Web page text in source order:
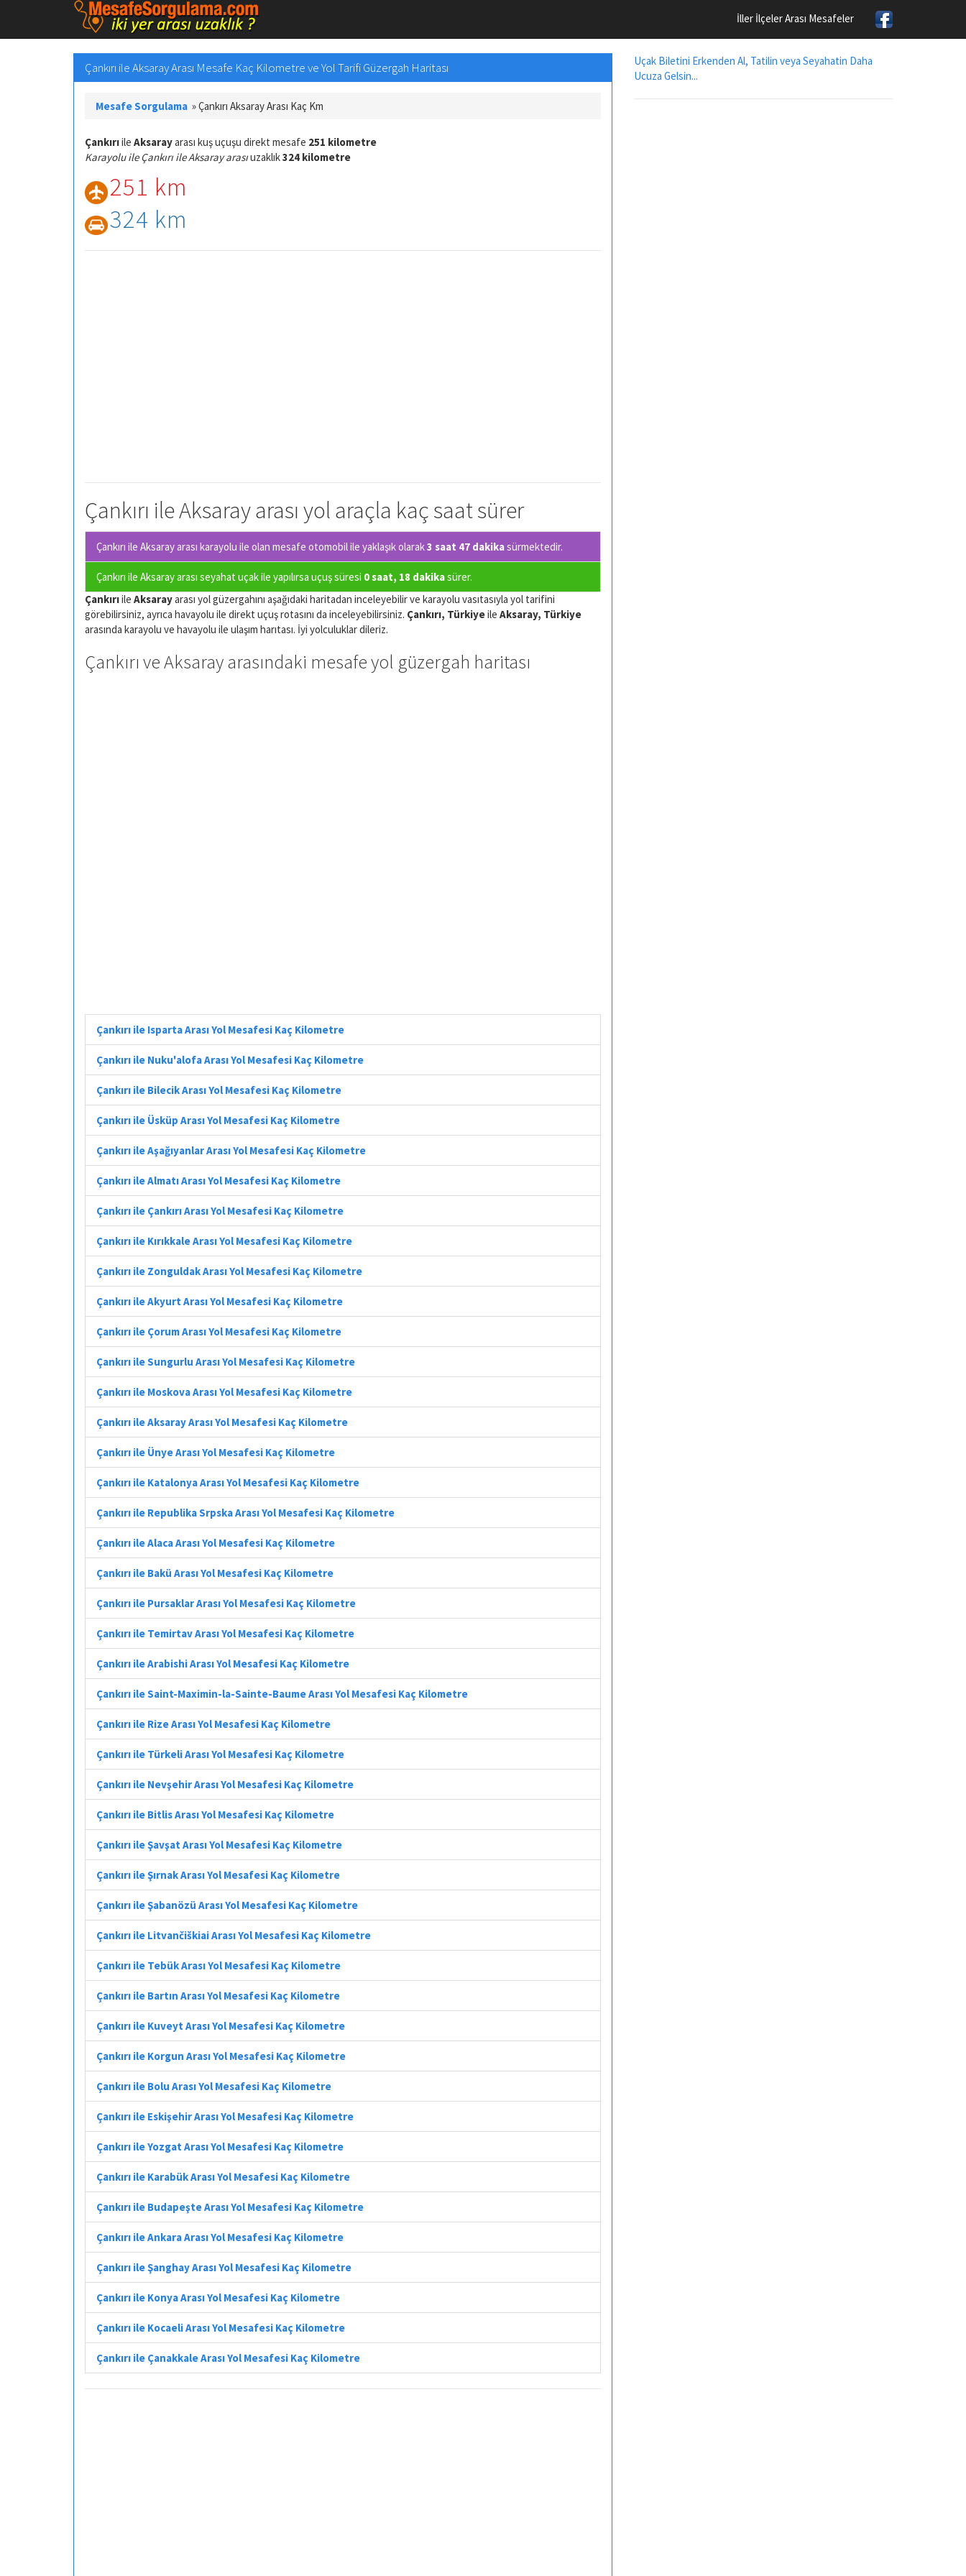
İller İlçeler Arası Mesafeler
Çankırı ile Aksaray Arası Mesafe Kaç Kilometre ve Yol Tarifi Güzergah Haritası
Mesafe Sorgulama »Çankırı Aksaray Arası Kaç Km
Çankırıile Aksarayarası kuş uçuşu direkt mesafe 251 kilometre
Karayolu ile Çankırı ile Aksaray arasıuzaklık324 kilometre
251 km
324 km
Çankırı ile Aksaray arası yol araçla kaç saat sürer
Çankırı ile Aksaray arası karayolu ile olan mesafe otomobil ile yaklaşık olarak3 saat 47 dakikasürmektedir.
Çankırı ile Aksaray arası seyahat uçak ile yapılırsa uçuş süresi 0 saat, 18 dakikasürer.
Çankırıile Aksarayarası yol güzergahını aşağıdaki haritadan inceleyebilir ve karayolu vasıtasıyla yol tarifini
görebilirsiniz, ayrıca havayolu ile direkt uçuş rotasını da inceleyebilirsiniz. Çankırı, Türkiyeile Aksaray, Türkiye
arasında karayolu ve havayolu ile ulaşım harıtası. İyi yolculuklar dileriz.
Çankırı ve Aksaray arasındaki mesafe yol güzergah haritası
Çankırı ile Isparta Arası Yol Mesafesi Kaç Kilometre
Çankırı ile Nuku'alofa Arası Yol Mesafesi Kaç Kilometre
Çankırı ile Bilecik Arası Yol Mesafesi Kaç Kilometre
Çankırı ile Üsküp Arası Yol Mesafesi Kaç Kilometre
Çankırı ile Aşağıyanlar Arası Yol Mesafesi Kaç Kilometre
Çankırı ile Almatı Arası Yol Mesafesi Kaç Kilometre
Çankırı ile Çankırı Arası Yol Mesafesi Kaç Kilometre
Çankırı ile Kırıkkale Arası Yol Mesafesi Kaç Kilometre
Çankırı ile Zonguldak Arası Yol Mesafesi Kaç Kilometre
Çankırı ile Akyurt Arası Yol Mesafesi Kaç Kilometre
Çankırı ile Çorum Arası Yol Mesafesi Kaç Kilometre
Çankırı ile Sungurlu Arası Yol Mesafesi Kaç Kilometre
Çankırı ile Moskova Arası Yol Mesafesi Kaç Kilometre
Çankırı ile Aksaray Arası Yol Mesafesi Kaç Kilometre
Çankırı ile Ünye Arası Yol Mesafesi Kaç Kilometre
Çankırı ile Katalonya Arası Yol Mesafesi Kaç Kilometre
Çankırı ile Republika Srpska Arası Yol Mesafesi Kaç Kilometre
Çankırı ile Alaca Arası Yol Mesafesi Kaç Kilometre
Çankırı ile Bakü Arası Yol Mesafesi Kaç Kilometre
Çankırı ile Pursaklar Arası Yol Mesafesi Kaç Kilometre
Çankırı ile Temirtav Arası Yol Mesafesi Kaç Kilometre
Çankırı ile Arabishi Arası Yol Mesafesi Kaç Kilometre
Çankırı ile Saint-Maximin-la-Sainte-Baume Arası Yol Mesafesi Kaç Kilometre
Çankırı ile Rize Arası Yol Mesafesi Kaç Kilometre
Çankırı ile Türkeli Arası Yol Mesafesi Kaç Kilometre
Çankırı ile Nevşehir Arası Yol Mesafesi Kaç Kilometre
Çankırı ile Bitlis Arası Yol Mesafesi Kaç Kilometre
Çankırı ile Şavşat Arası Yol Mesafesi Kaç Kilometre
Çankırı ile Şırnak Arası Yol Mesafesi Kaç Kilometre
Çankırı ile Şabanözü Arası Yol Mesafesi Kaç Kilometre
Çankırı ile Litvančiškiai Arası Yol Mesafesi Kaç Kilometre
Çankırı ile Tebük Arası Yol Mesafesi Kaç Kilometre
Çankırı ile Bartın Arası Yol Mesafesi Kaç Kilometre
Çankırı ile Kuveyt Arası Yol Mesafesi Kaç Kilometre
Çankırı ile Korgun Arası Yol Mesafesi Kaç Kilometre
Çankırı ile Bolu Arası Yol Mesafesi Kaç Kilometre
Çankırı ile Eskişehir Arası Yol Mesafesi Kaç Kilometre
Çankırı ile Yozgat Arası Yol Mesafesi Kaç Kilometre
Çankırı ile Karabük Arası Yol Mesafesi Kaç Kilometre
Çankırı ile Budapeşte Arası Yol Mesafesi Kaç Kilometre
Çankırı ile Ankara Arası Yol Mesafesi Kaç Kilometre
Çankırı ile Şanghay Arası Yol Mesafesi Kaç Kilometre
Çankırı ile Konya Arası Yol Mesafesi Kaç Kilometre
Çankırı ile Kocaeli Arası Yol Mesafesi Kaç Kilometre
Çankırı ile Çanakkale Arası Yol Mesafesi Kaç Kilometre
Uçak Biletini Erkenden Al, Tatilin veya Seyahatin Daha
Ucuza Gelsin...